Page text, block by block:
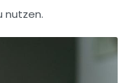
nutzen.